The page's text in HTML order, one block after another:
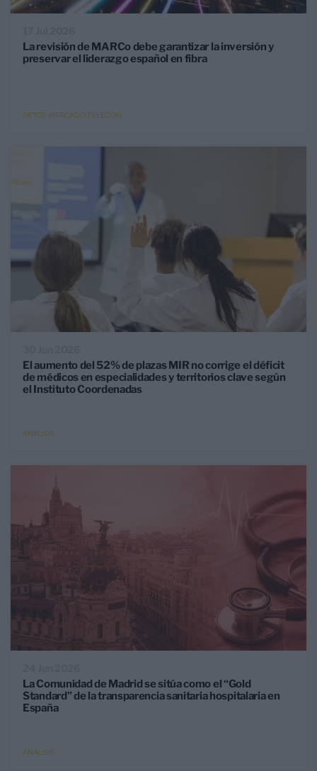
La revisión de MARCo debe garantizar la inversión y
preservar el liderazgo español en fibra
RETOS MERCADO TELECOM
El aumento del 52% de plazas MIR no corrige el déficit
de médicos en especialidades y territorios clave según
el Instituto Coordenadas
ANÁLISIS
La Comunidad de Madrid se sitúa como el “Gold
Standard” de la transparencia sanitaria hospitalaria en
España
ANÁLISIS